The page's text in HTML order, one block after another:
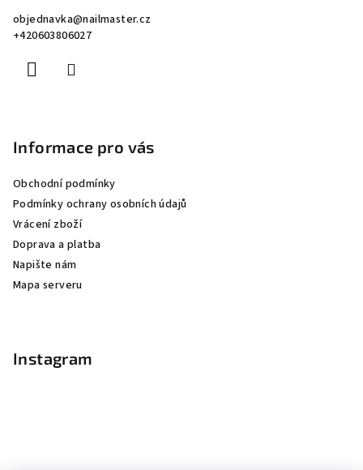
objednavka@nailmaster.cz
+420603806027
Informace pro vás
Obchodní podmínky
Podmínky ochrany osobních údajů
Vrácení zboží
Doprava a platba
Napište nám
Mapa serveru
Instagram